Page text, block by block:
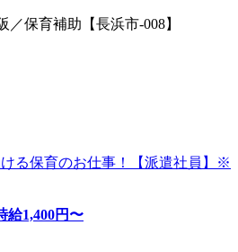
保育補助【長浜市-008】
る保育のお仕事！【派遣社員】※
給1,400円〜